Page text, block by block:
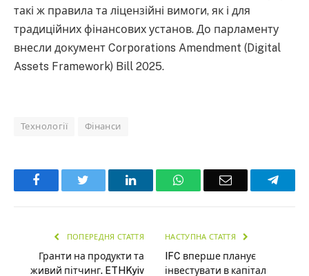
такі ж правила та ліцензійні вимоги, як і для
традиційних фінансових установ. До парламенту
внесли документ Corporations Amendment (Digital
Assets Framework) Bill 2025.
Технології Фінанси
Facebook LinkedInWhatsAppEmail
ПОПЕРЕДНЯ СТАТТЯ
Гранти на продукти та
живий пітчинг. ETHKyiv
НАСТУПНА СТАТТЯ
IFC вперше планує
інвестувати в капітал